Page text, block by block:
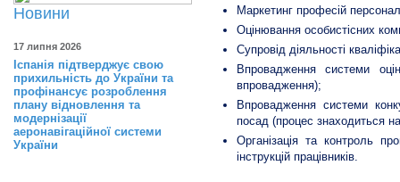
Новини
17 липня 2026
Іспанія підтверджує свою
прихильність до України та
профінансує розроблення
плану відновлення та
модернізації
аеронавігаційної системи
України
Маркетинг професій
Оцінювання особистісних
Супровід діяльності
Впровадження системи
впровадження);
Впровадження системи
посад (процес знаходиться
Організація та контроль
інструкцій працівників.